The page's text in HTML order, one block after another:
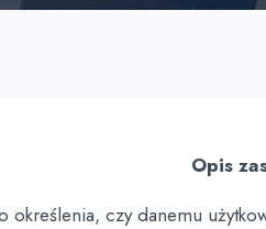
Opis
określenia, czy danemu